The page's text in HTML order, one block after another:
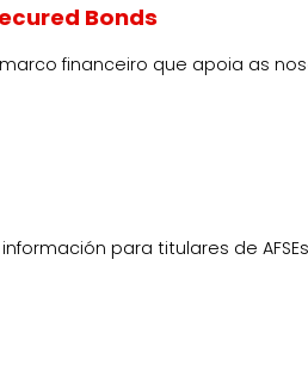
Bonds
financeiro que apoia as
información para titulares de